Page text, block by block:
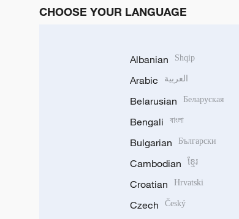
CHOOSE YOUR LANGUAGE
Albanian Shqip
Arabic العربية
Belarusian Беларуская
Bengali বাংলা
Bulgarian Български
Cambodian ខ្មែរ
Croatian Hrvatski
Czech Český